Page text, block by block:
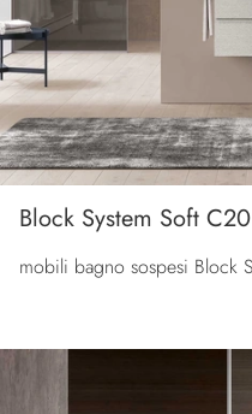
Block System Soft C20